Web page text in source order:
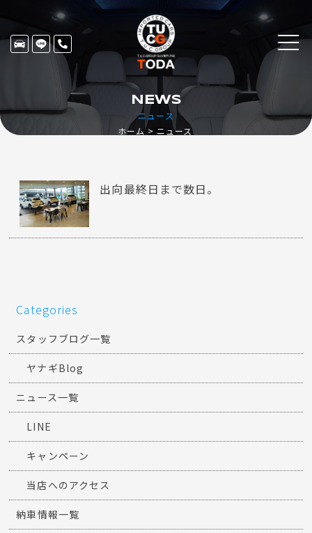
ニュース
NEWS
ホーム ニュース
出向最終日まで数日。
Categories
スタッフブログ一覧
ヤナギBlog
ニュース一覧
LINE
キャンペーン
当店へのアクセス
納車情報一覧